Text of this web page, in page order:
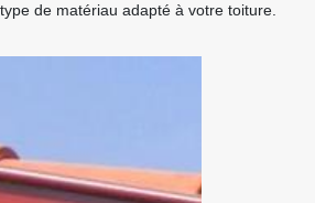
de matériau adapté à votre toiture.